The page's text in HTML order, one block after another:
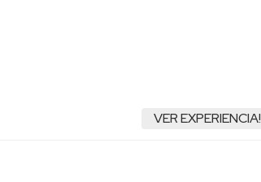
VER EXPERIENCIA!